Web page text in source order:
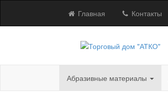
Главная Контакты
Абразивные материалы